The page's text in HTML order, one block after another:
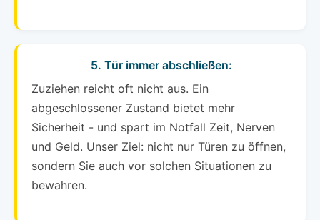
5. Tür immer abschließen:
Zuziehen reicht oft nicht aus. Ein
abgeschlossener Zustand bietet mehr
Sicherheit - und spart im Notfall Zeit, Nerven
und Geld. Unser Ziel: nicht nur Türen zu öffnen,
sondern Sie auch vor solchen Situationen zu
bewahren.